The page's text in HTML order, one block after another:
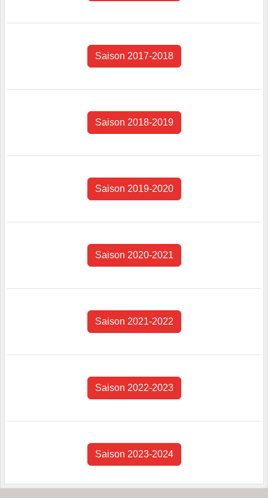
Saison 2017-2018
Saison 2018-2019
Saison 2019-2020
Saison 2020-2021
Saison 2021-2022
Saison 2022-2023
Saison 2023-2024